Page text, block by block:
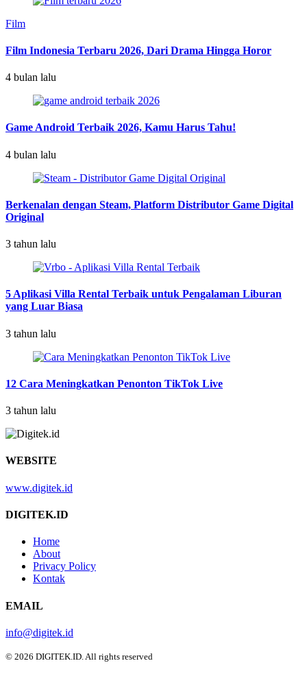
Film
Film Indonesia Terbaru 2026, Dari Drama Hingga Horor
4 bulan lalu
Game Android Terbaik 2026, Kamu Harus Tahu!
4 bulan lalu
Berkenalan dengan Steam, Platform Distributor Game Digital
Original
3 tahun lalu
5 Aplikasi Villa Rental Terbaik untuk Pengalaman Liburan
yang Luar Biasa
3 tahun lalu
12 Cara Meningkatkan Penonton TikTok Live
3 tahun lalu
WEBSITE
www.digitek.id
DIGITEK.ID
Home
About
Privacy Policy
Kontak
EMAIL
info@digitek.id
© 2026 DIGITEK.ID. All rights reserved